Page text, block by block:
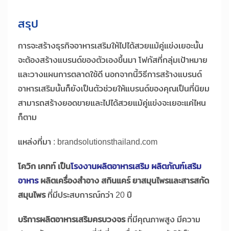
สรุป
การจะสร้างธุรกิจอาหารเสริมให้ไปได้สวยแม้คู่แข่งเยอะนั้น
จะต้องสร้างแบรนด์ของตัวเองขึ้นมา โฟกัสที่กลุ่มเป้าหมาย
และวางแผนการตลาดใช้ดี นอกจากนี้วิธีการสร้างแบรนด์
อาหารเสริมนั้นก็ยังเป็นตัวช่วยให้แบรนด์ของคุณเป็นที่นิยม
สามารถสร้างยอดขายและไปได้สวยแม้คู่แข่งจะเยอะแค่ไหน
ก็ตาม
แหล่งที่มา : brandsolutionsthailand.com
โควิก เคทท์ เป็นโรงงานผลิตอาหารเสริม ผลิตภัณฑ์เสริม
อาหารผลิตเครื่องสำอาง สกินแคร์ ยาสมุนไพรและสารสกัด
สมุนไพรที่มีประสบการณ์กว่า 20 ปี
บริการผลิตอาหารเสริมครบวงจรที่มีคุณภาพสูง มีความ